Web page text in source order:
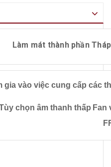
Làm mát thành phần Tháp
gia vào việc cung cấp các
chọn âm thanh thấp Fan